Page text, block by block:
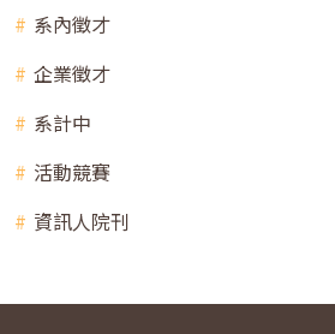
系內徵才
企業徵才
系計中
活動競賽
資訊人院刊